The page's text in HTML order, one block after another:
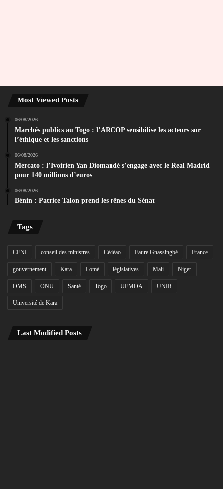
Most Viewed Posts
06/08/2026
Marchés publics au Togo : l’ARCOP sensibilise les acteurs sur
l’éthique et les sanctions
06/08/2026
Mercato : l’Ivoirien Yan Diomandé s’engage avec le Real Madrid
pour 140 millions d’euros
06/08/2026
Bénin : Patrice Talon prend les rênes du Sénat
Tags
CENI conseil des ministres Cédéao Faure Gnassingbé France
gouvernement Kara Lomé législatives Mali Niger
OMS ONU Santé Togo UEMOA UNIR
Université de Kara
Last Modified Posts